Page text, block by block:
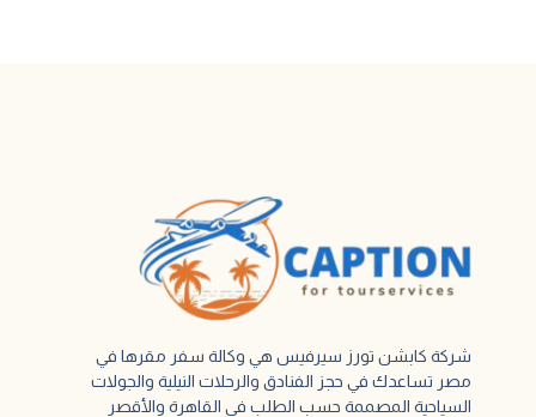
شركة كابشن تورز سيرفيس هي وكالة سفر مقرها في
مصر تساعدك في حجز الفنادق والرحلات النيلية والجولات
السياحية المصممة حسب الطلب في القاهرة والأقصر